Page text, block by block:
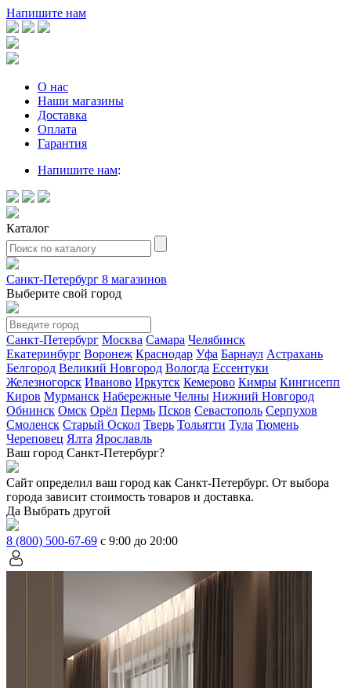
Напишите нам
О нас
Наши магазины
Доставка
Оплата
Гарантия
Напишите нам:
Каталог
Санкт-Петербург 8 магазинов
Выберите свой город
Санкт-Петербург Москва Самара Челябинск
Екатеринбург Воронеж Краснодар Уфа Барнаул Астрахань
Белгород Великий Новгород Вологда Ессентуки
Железногорск Иваново Иркутск Кемерово Кимры Кингисепп
Киров Мурманск Набережные Челны Нижний Новгород
Обнинск Омск Орёл Пермь Псков Севастополь Серпухов
Смоленск Старый Оскол Тверь Тольятти Тула Тюмень
Череповец Ялта Ярославль
Ваш город Санкт-Петербург?
Сайт определил ваш город как Санкт-Петербург. От выбора
города зависит стоимость товаров и доставка.
Да Выбрать другой
8 (800) 500-67-69 с 9:00 до 20:00